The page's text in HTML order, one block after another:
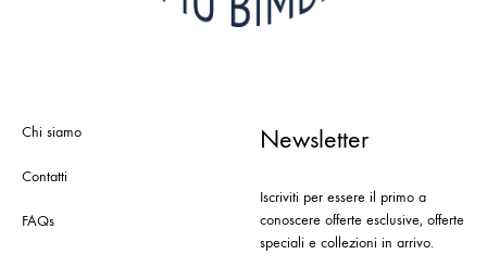
Chi siamo
Contatti
FAQs
Newsletter
Iscriviti per essere il primo a
conoscere offerte esclusive, offerte
speciali e collezioni in arrivo.